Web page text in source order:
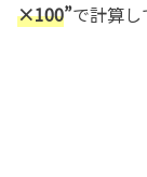
×100”で計算し